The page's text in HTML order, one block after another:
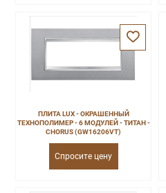
ПЛИТА LUX - ОКРАШЕННЫЙ
ТЕХНОПОЛИМЕР - 6 МОДУЛЕЙ - ТИТАН -
CHORUS (GW16206VT)
Спросите цену